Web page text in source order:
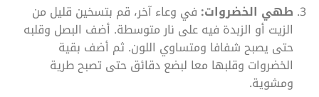
طهي الخضروات: في وعاء آخر، قم بتسخين قليل من
الزيت أو الزبدة فيه على نار متوسطة. أضف البصل وقلبه
حتى يصبح شفافا ومتساوي اللون. ثم أضف بقية
الخضروات وقلبها معا لبضع دقائق حتى تصبح طرية
ومشوية.